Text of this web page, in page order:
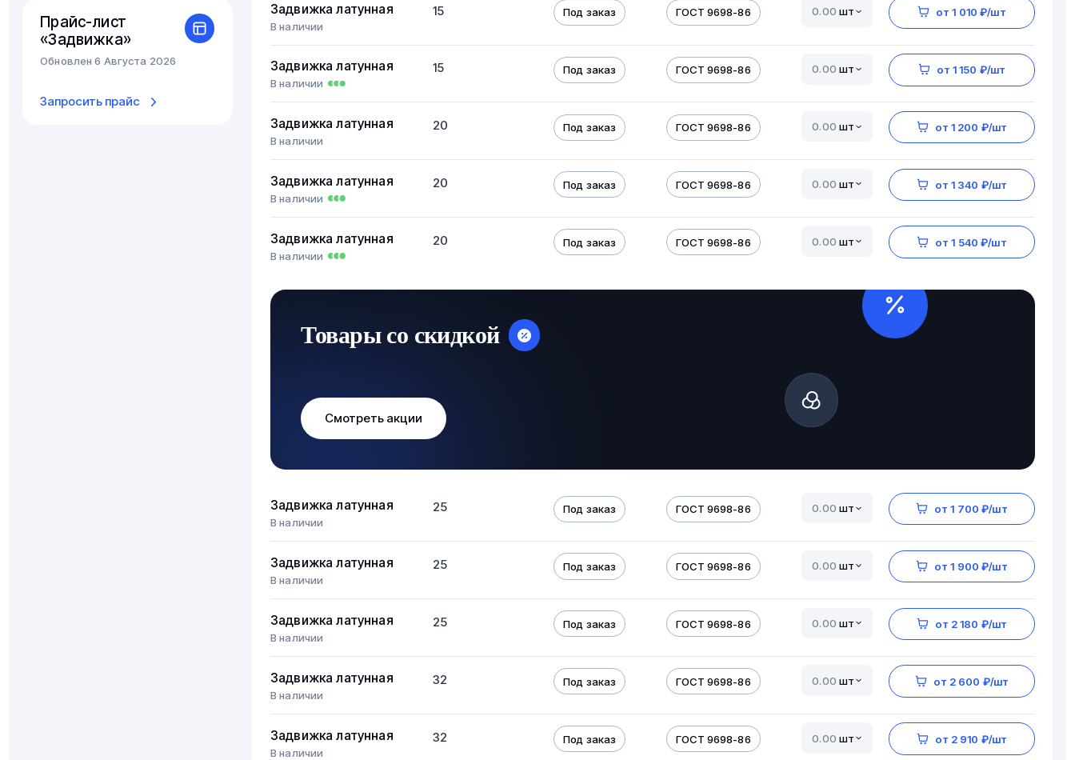
Прайс-лист
«Задвижка»
Обновлен 6 Августа 2026
Запросить прайс
Задвижка латунная
В наличии
15 Под заказ ГОСТ 9698-86 шт от 1 010 ₽/шт
Задвижка латунная
В наличии
15 Под заказ ГОСТ 9698-86 шт от 1 150 ₽/шт
Задвижка латунная
В наличии
20 Под заказ ГОСТ 9698-86 шт от 1 200 ₽/шт
Задвижка латунная
В наличии
20 Под заказ ГОСТ 9698-86 шт от 1 340 ₽/шт
Задвижка латунная
В наличии
20 Под заказ ГОСТ 9698-86 шт от 1 540 ₽/шт
Товары со скидкой
Смотреть акции
Задвижка латунная
В наличии
25 Под заказ ГОСТ 9698-86 шт от 1 700 ₽/шт
Задвижка латунная
В наличии
25 Под заказ ГОСТ 9698-86 шт от 1 900 ₽/шт
Задвижка латунная
В наличии
25 Под заказ ГОСТ 9698-86 шт от 2 180 ₽/шт
Задвижка латунная
В наличии
32 Под заказ ГОСТ 9698-86 шт от 2 600 ₽/шт
Задвижка латунная
В наличии
32 Под заказ ГОСТ 9698-86 шт от 2 910 ₽/шт